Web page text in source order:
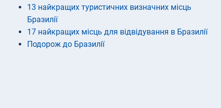
13 найкращих туристичних визначних місць
Бразилії
17 найкращих місць для відвідування в Бразилії
Подорож до Бразилії